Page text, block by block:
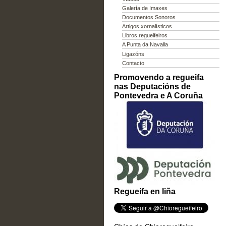
Galería de Imaxes
Documentos Sonoros
Artigos xornalísticos
Libros regueifeiros
A Punta da Navalla
Ligazóns
Contacto
Promovendo a regueifa
nas Deputacións de
Pontevedra e A Coruña
Regueifa en liña